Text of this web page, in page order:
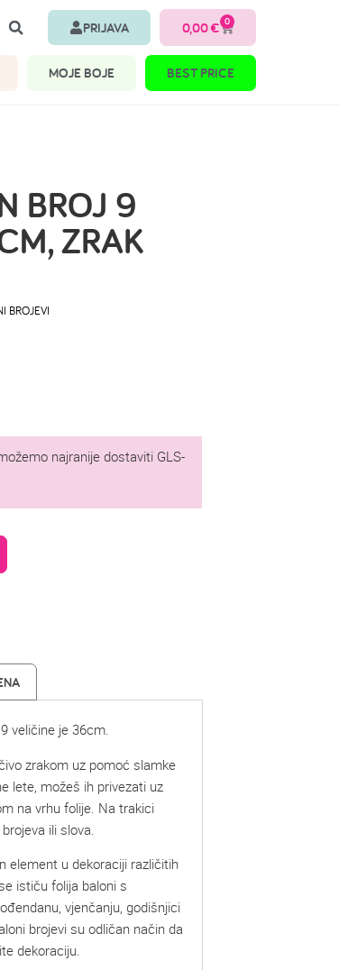
PRIJAVA 0,00€ 0
MOJE BOJE BEST PRICE
BROJ 9
ZRAK
BROJEVI
najranije dostaviti GLS-
veličine je 36cm.
zrakom uz pomoć slamke
lete, možeš ih privezati uz
na vrhu folije. Na trakici
ili slova.
element u dekoraciji različitih
ističu folija baloni s
vjenčanju, godišnjici
brojevi su odličan način da
dekoraciju.